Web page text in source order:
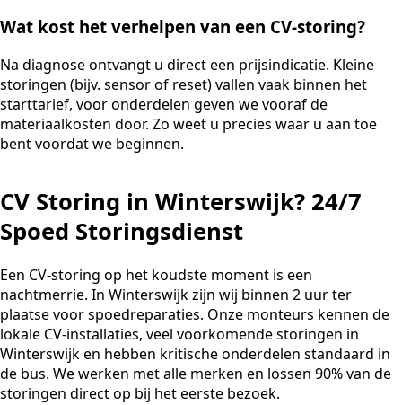
Wat kost het verhelpen van een CV-storing?
Na diagnose ontvangt u direct een prijsindicatie. Kleine
storingen (bijv. sensor of reset) vallen vaak binnen het
starttarief, voor onderdelen geven we vooraf de
materiaalkosten door. Zo weet u precies waar u aan toe
bent voordat we beginnen.
CV Storing in Winterswijk? 24/7
Spoed Storingsdienst
Een CV-storing op het koudste moment is een
nachtmerrie. In Winterswijk zijn wij binnen 2 uur ter
plaatse voor spoedreparaties. Onze monteurs kennen de
lokale CV-installaties, veel voorkomende storingen in
Winterswijk en hebben kritische onderdelen standaard in
de bus. We werken met alle merken en lossen 90% van de
storingen direct op bij het eerste bezoek.